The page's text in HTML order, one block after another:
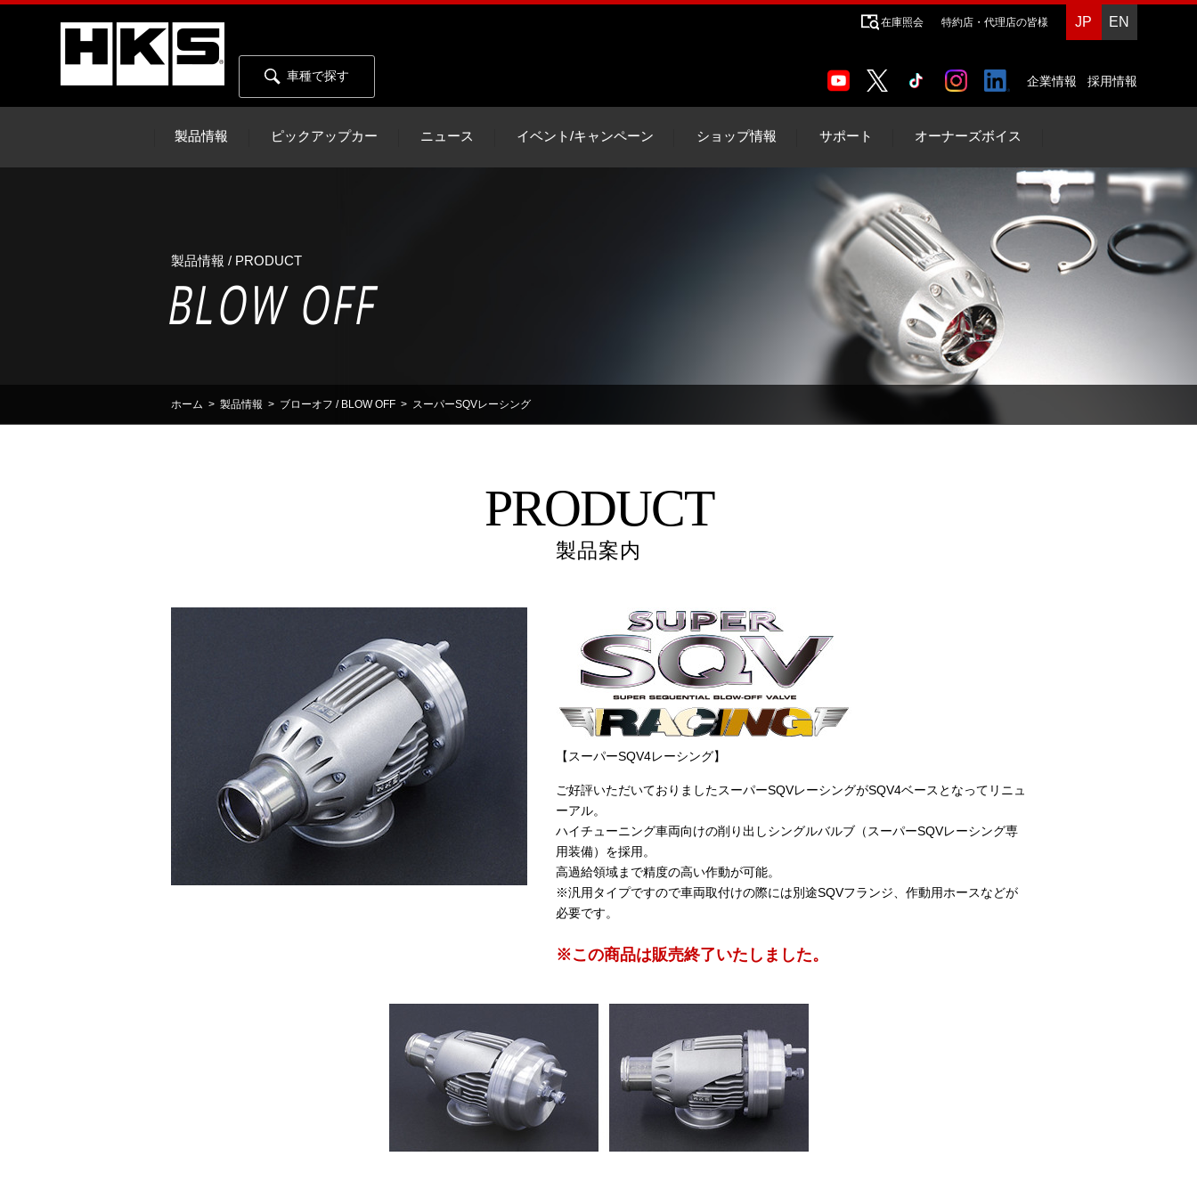
車種で探す 企業情報 採用情報
在庫照会 特約店・代理店の皆様 JP EN
製品情報 ピックアップカー ニュース イベント/キャンペーン ショップ情報 サポート オーナーズボイス
製品情報 / PRODUCT
BLOW OFF
ホーム > 製品情報 > ブローオフ / BLOW OFF > スーパーSQVレーシング
PRODUCT
製品案内
【スーパーSQV4レーシング】
ご好評いただいておりましたスーパーSQVレーシングがSQV4ベースとなってリニュ
ーアル。
ハイチューニング車両向けの削り出しシングルバルブ（スーパーSQVレーシング専
用装備）を採用。
高過給領域まで精度の高い作動が可能。
※汎用タイプですので車両取付けの際には別途SQVフランジ、作動用ホースなどが
必要です。
※この商品は販売終了いたしました。